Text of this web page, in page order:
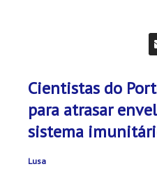
Cientistas do
para atrasar
sistema
Lusa